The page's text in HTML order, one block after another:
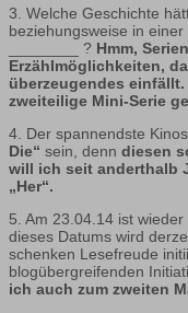
3. Welche Geschichte
beziehungsweise in
________ ? Hmm,
Erzählmöglichkeiten,
überzeugendes
zweiteilige Mini-Serie
4. Der spannendste
Die“ sein, denn diesen
will ich seit anderthalb
„Her“.
5. Am 23.04.14 ist
dieses Datums wird
schenken Lesefreude
blogübergreifenden
ich auch zum zweiten